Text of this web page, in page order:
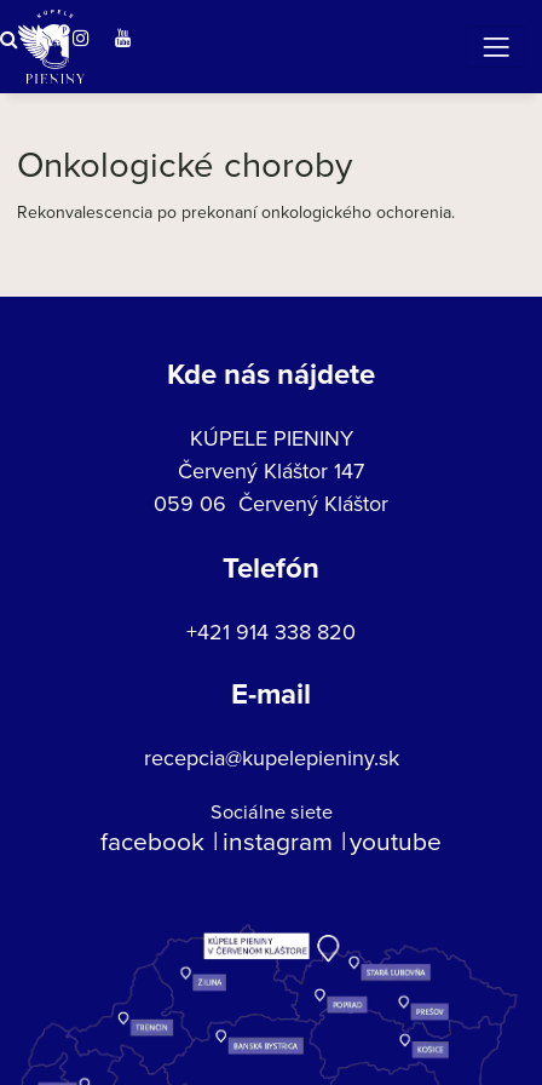
Onkologické choroby
Rekonvalescencia po prekonaní onkologického ochorenia.
Kde nás nájdete
KÚPELE PIENINY
Červený Kláštor 147
059 06 Červený Kláštor
Telefón
+421 914 338 820
E-mail
recepcia@kupelepieniny.sk
Sociálne siete
facebook instagram youtube